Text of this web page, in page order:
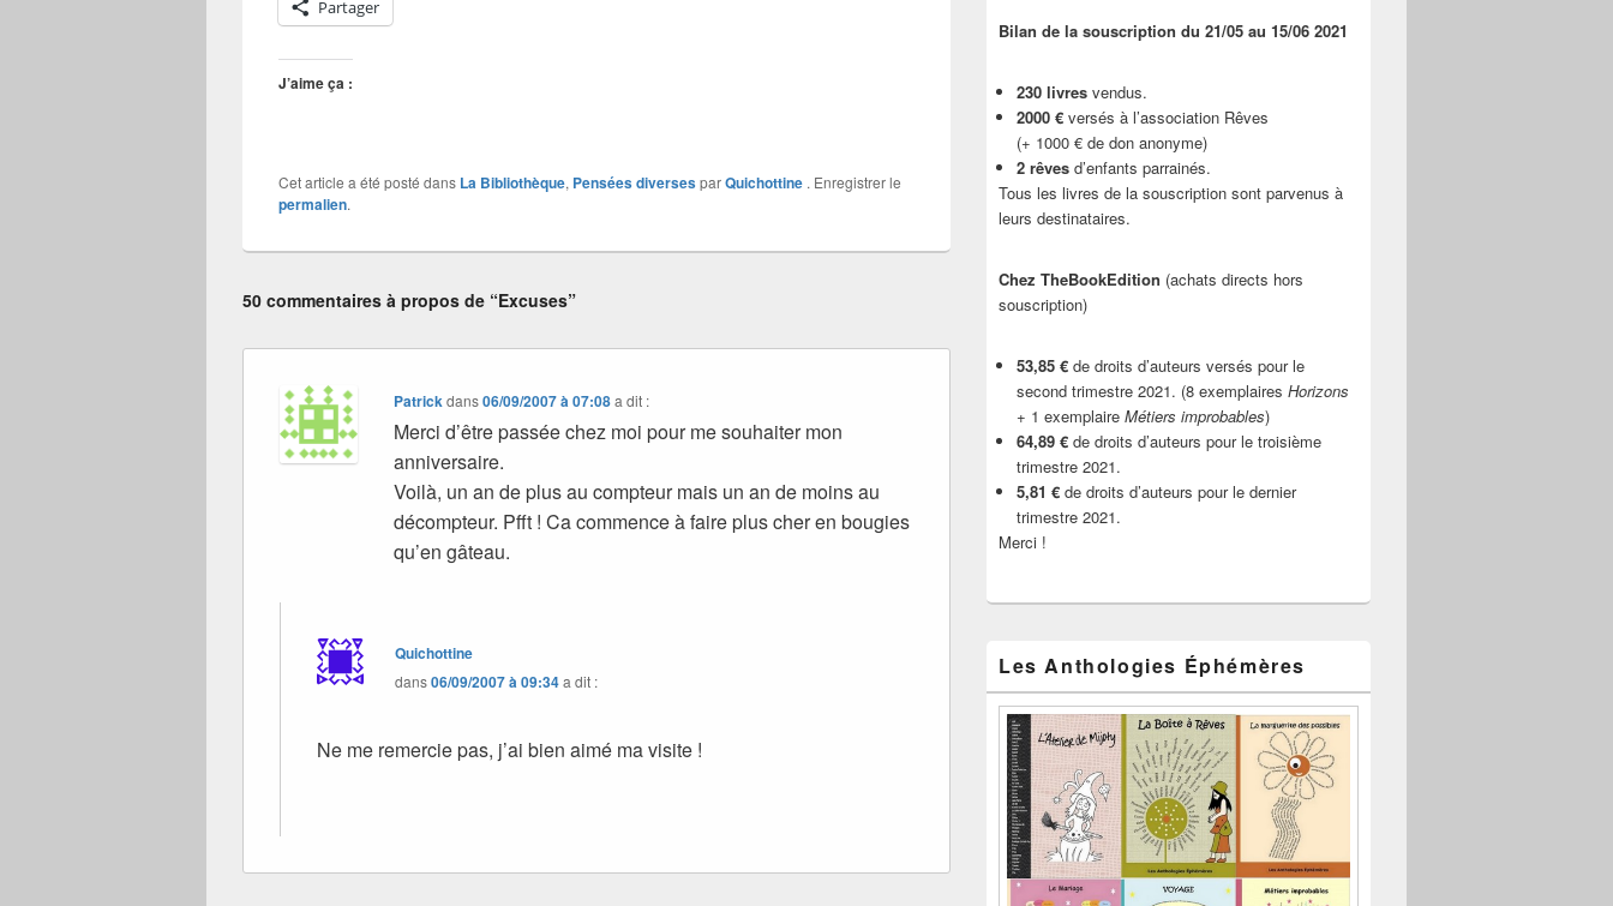
Partager
J’aime ça :
Cet article a été posté dans La Bibliothèque, Pensées diversesparQuichottine . Enregistrer le
permalien.
50 commentaires à propos de “Excuses”
Patrickdans06/09/2007 à 07:08a dit :
Merci d’être passée chez moi pour me souhaiter mon
anniversaire.
Voilà, un an de plus au compteur mais un an de moins au
décompteur. Pfft ! Ca commence à faire plus cher en bougies
qu’en gâteau.
Quichottine
dans06/09/2007 à 09:34a dit :
Ne me remercie pas, j’ai bien aimé ma visite !
Bilan de la souscription du 21/05 au 15/06 2021
230 livres vendus.
2000 € versés à l’association Rêves
(+ 1000 € de don anonyme)
2 rêves d’enfants parrainés.
Tous les livres de la souscription sont parvenus à
leurs destinataires.
Chez TheBookEdition (achats directs hors
souscription)
53,85 € de droits d’auteurs versés pour le
second trimestre 2021. (8 exemplaires Horizons
+ 1 exemplaire Métiers improbables)
64,89 € de droits d’auteurs pour le troisième
trimestre 2021.
5,81 € de droits d’auteurs pour le dernier
trimestre 2021.
Merci !
Les Anthologies Éphémères